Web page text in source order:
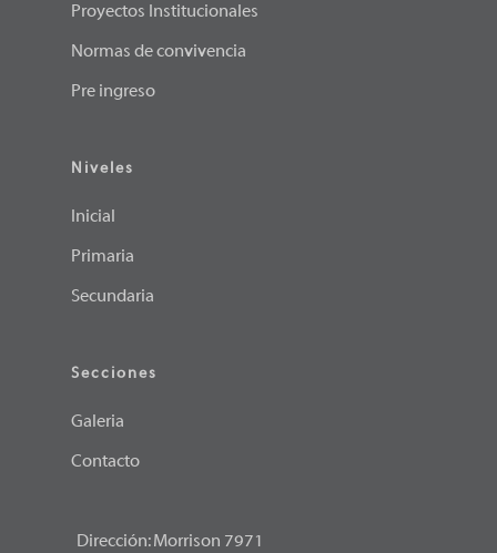
Proyectos Institucionales
Normas de convivencia
Pre ingreso
Niveles
Inicial
Primaria
Secundaria
Secciones
Galeria
Contacto
Dirección: Morrison 7971